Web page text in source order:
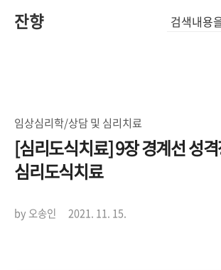
잔향
임상심리학/상담 및 심리치료
[심리도식치료] 9장 경계선 성
심리도식치료
by 오송인 2021. 11. 15.